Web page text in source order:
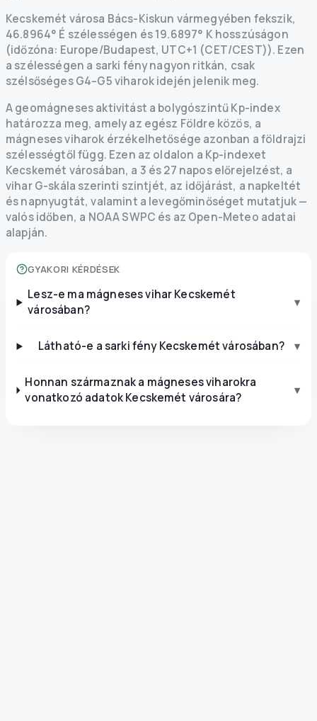
Kecskemét városa Bács-Kiskun vármegyében fekszik,
46.8964° É szélességen és 19.6897° K hosszúságon
(időzóna: Europe/Budapest, UTC+1 (CET/CEST)). Ezen
a szélességen a sarki fény nagyon ritkán, csak
szélsőséges G4–G5 viharok idején jelenik meg.
A geomágneses aktivitást a bolygószintű Kp-index
határozza meg, amely az egész Földre közös, a
mágneses viharok érzékelhetősége azonban a földrajzi
szélességtől függ. Ezen az oldalon a Kp-indexet
Kecskemét városában, a 3 és 27 napos előrejelzést, a
vihar G-skála szerinti szintjét, az időjárást, a napkeltét
és napnyugtát, valamint a levegőminőséget mutatjuk —
valós időben, a NOAA SWPC és az Open-Meteo adatai
alapján.
GYAKORI KÉRDÉSEK
Lesz-e ma mágneses vihar Kecskemét
városában?
▾
Látható-e a sarki fény Kecskemét városában? ▾
Honnan származnak a mágneses viharokra
vonatkozó adatok Kecskemét városára?
▾